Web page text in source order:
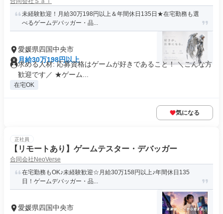
未経験歓迎！月給30万198円以上＆年間休日135日★在宅勤務も選
べるゲームデバッガー・品...
愛媛県四国中央市
月給30万198円以上
求める人材: 応募資格はゲームが好きであること！ ＼こんな方
歓迎です／ ★ゲーム...
在宅OK
気になる
正社員
【リモートあり】ゲームテスター・デバッガー
合同会社NeoVerse
在宅勤務もOK♪未経験歓迎☆月給30万158円以上♪年間休日135
日！ゲームデバッガー・品...
愛媛県四国中央市